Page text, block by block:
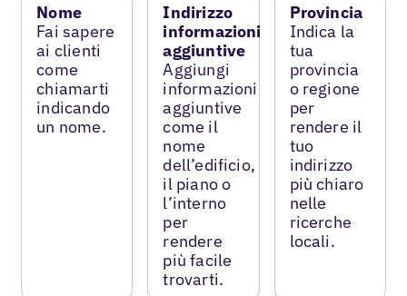
Nome
Fai sapere
ai clienti
come
chiamarti
indicando
un nome.
Indirizzo
informazioni
aggiuntive
Aggiungi
informazioni
aggiuntive
come il
nome
dell’edificio,
il piano o
l’interno
per
rendere
più facile
trovarti.
Provincia
Indica la
tua
provincia
o regione
per
rendere il
tuo
indirizzo
più chiaro
nelle
ricerche
locali.